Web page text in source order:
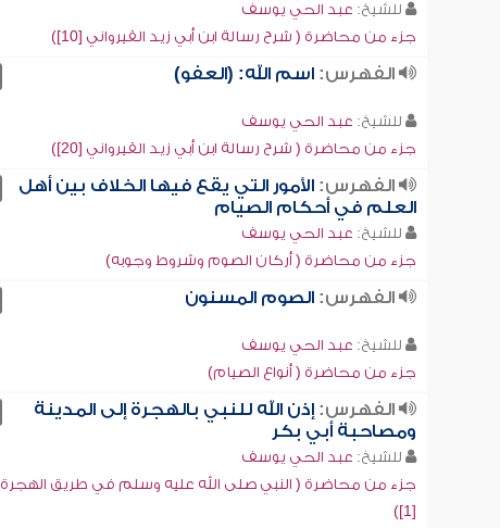
للشيخ: عبد الحي يوسف
جزء من محاضرة ( شرح رسالة ابن أبي زيد القيرواني [10])
الفهرس:اسم الله: (العفو)
للشيخ: عبد الحي يوسف
جزء من محاضرة ( شرح رسالة ابن أبي زيد القيرواني [20])
الفهرس:الأمور التي يقع فيها الخلاف بين أهل
العلم في أحكام الصيام
للشيخ: عبد الحي يوسف
جزء من محاضرة ( أركان الصوم وشروط وجوبه)
الفهرس:الصوم المسنون
للشيخ: عبد الحي يوسف
جزء من محاضرة ( أنواع الصيام)
الفهرس:إذن الله للنبي بالهجرة إلى المدينة
ومصاحبة أبي بكر
للشيخ: عبد الحي يوسف
جزء من محاضرة ( النبي صلى الله عليه وسلم في طريق الهجرة
[1])